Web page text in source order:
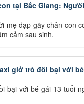
tại Bắc Giang:
mẹ đạp gãy chân con
cảm sau sinh.
giở trò đồi bại với
bại với bé gái 13 tuổi